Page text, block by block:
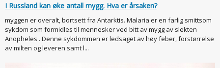
I Russland kan øke antall mygg. Hva er årsaken?
myggen er overalt, bortsett fra Antarktis. Malaria er en farlig smittsom
sykdom som formidles til mennesker ved bitt av mygg av slekten
Anopheles . Denne sykdommen er ledsaget av høy feber, forstørrelse
av milten og leveren samt l...